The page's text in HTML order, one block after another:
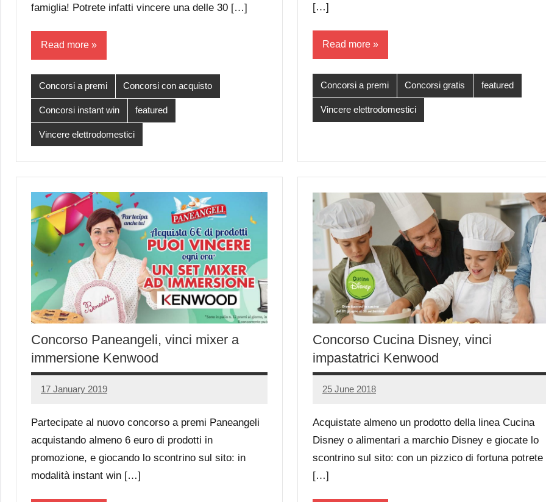
famiglia! Potrete infatti vincere una delle 30 […]
Read more
Concorsi a premi Concorsi con acquisto
Concorsi instant win featured
Vincere elettrodomestici
[…]
Read more
Concorsi a premi Concorsi gratis featured
Vincere elettrodomestici
Concorso Paneangeli, vinci mixer a
immersione Kenwood
17 January 2019
Luca
No
Partecipate al nuovo concorso a premi Paneangeli
acquistando almeno 6 euro di prodotti in
promozione, e giocando lo scontrino sul sito: in
modalità instant win […]
Concorso Cucina Disney, vinci
impastatrici Kenwood
25 June 2018
Luca
No
Acquistate almeno un prodotto della linea Cucina
Disney o alimentari a marchio Disney e giocate lo
scontrino sul sito: con un pizzico di fortuna potrete
[…]